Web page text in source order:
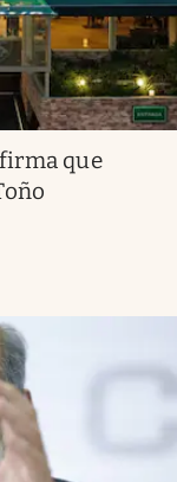
que